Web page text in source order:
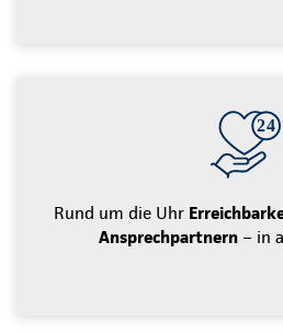
Rund um die Uhr
Ansprechpartnern – in